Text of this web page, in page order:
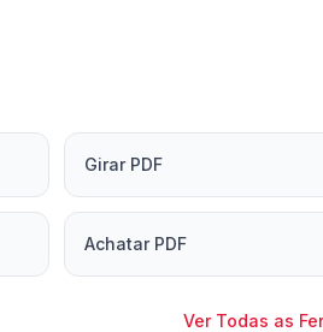
Girar PDF
Achatar PDF
Ver Todas as